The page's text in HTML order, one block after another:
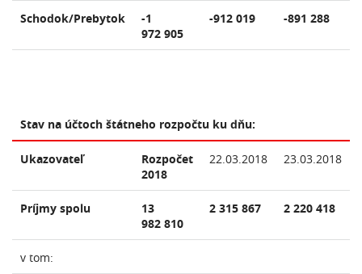
Schodok/Prebytok
-1
972 905
-912 019 -891 288
Stav na účtoch štátneho rozpočtu ku dňu:
Ukazovateľ
Rozpočet
2018
22.03.2018 23.03.2018
Príjmy spolu
13
982 810
2 315 867 2 220 418
v tom: